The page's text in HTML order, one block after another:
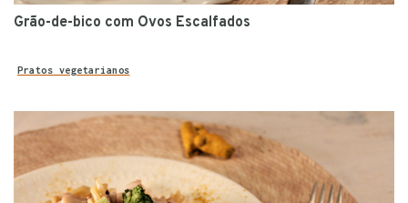
Grão-de-bico com Ovos Escalfados
Pratos vegetarianos